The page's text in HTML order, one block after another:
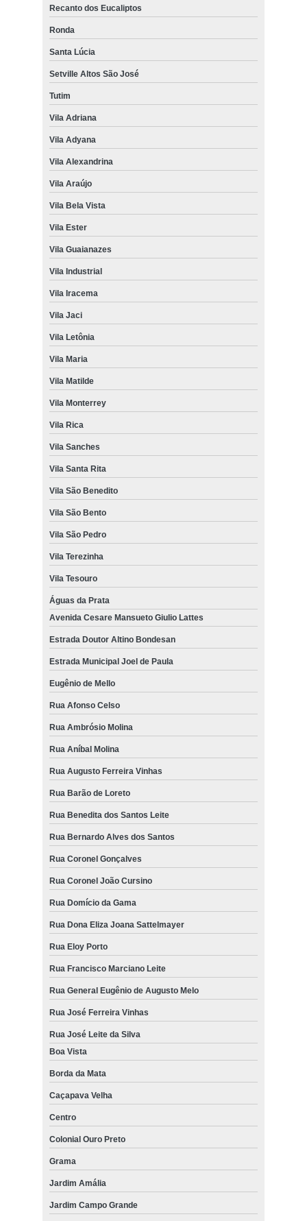
Recanto dos Eucaliptos
Ronda
Santa Lúcia
Setville Altos São José
Tutim
Vila Adriana
Vila Adyana
Vila Alexandrina
Vila Araújo
Vila Bela Vista
Vila Ester
Vila Guaianazes
Vila Industrial
Vila Iracema
Vila Jaci
Vila Letônia
Vila Maria
Vila Matilde
Vila Monterrey
Vila Rica
Vila Sanches
Vila Santa Rita
Vila São Benedito
Vila São Bento
Vila São Pedro
Vila Terezinha
Vila Tesouro
Águas da Prata
Avenida Cesare Mansueto Giulio Lattes
Estrada Doutor Altino Bondesan
Estrada Municipal Joel de Paula
Eugênio de Mello
Rua Afonso Celso
Rua Ambrósio Molina
Rua Aníbal Molina
Rua Augusto Ferreira Vinhas
Rua Barão de Loreto
Rua Benedita dos Santos Leite
Rua Bernardo Alves dos Santos
Rua Coronel Gonçalves
Rua Coronel João Cursino
Rua Domício da Gama
Rua Dona Eliza Joana Sattelmayer
Rua Eloy Porto
Rua Francisco Marciano Leite
Rua General Eugênio de Augusto Melo
Rua José Ferreira Vinhas
Rua José Leite da Silva
Boa Vista
Borda da Mata
Caçapava Velha
Centro
Colonial Ouro Preto
Grama
Jardim Amália
Jardim Campo Grande